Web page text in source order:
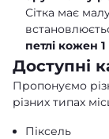
Сітка має
петлі кожен
Доступні
Пропонуємо
різних типах
Піксель